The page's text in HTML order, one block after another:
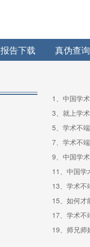
报告下载 真伪查询
1、中国学
3、就上学
5、学术不
7、学术不
9、中国学
11、中国学
13、学术不
15、如何才
17、学术不
19、师兄师